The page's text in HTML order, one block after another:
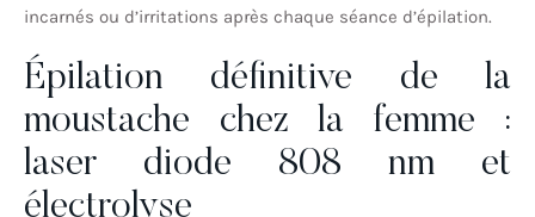
incarnés ou d’irritations après chaque séance d’épilation.
Épilation définitive de la
moustache chez la femme :
laser diode 808 nm et
électrolyse